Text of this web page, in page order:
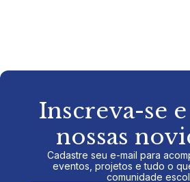
Inscreva-se
nossas
Cadastre seu e-mail para
eventos, projetos e tudo o
comunidade